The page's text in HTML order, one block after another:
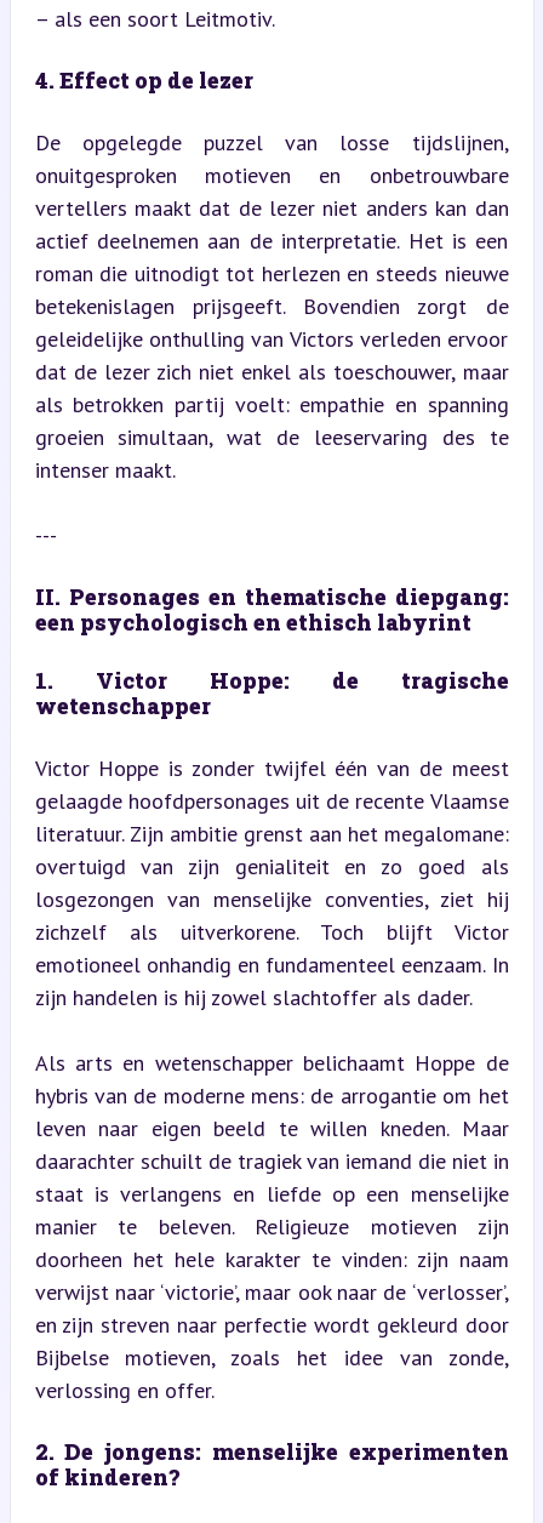
– als een soort Leitmotiv.
4. Effect op de lezer
De opgelegde puzzel van losse tijdslijnen,
onuitgesproken motieven en onbetrouwbare
vertellers maakt dat de lezer niet anders kan dan
actief deelnemen aan de interpretatie. Het is een
roman die uitnodigt tot herlezen en steeds nieuwe
betekenislagen prijsgeeft. Bovendien zorgt de
geleidelijke onthulling van Victors verleden ervoor
dat de lezer zich niet enkel als toeschouwer, maar
als betrokken partij voelt: empathie en spanning
groeien simultaan, wat de leeservaring des te
intenser maakt.
---
II. Personages en thematische diepgang:
een psychologisch en ethisch labyrint
1. Victor Hoppe: de tragische
wetenschapper
Victor Hoppe is zonder twijfel één van de meest
gelaagde hoofdpersonages uit de recente Vlaamse
literatuur. Zijn ambitie grenst aan het megalomane:
overtuigd van zijn genialiteit en zo goed als
losgezongen van menselijke conventies, ziet hij
zichzelf als uitverkorene. Toch blijft Victor
emotioneel onhandig en fundamenteel eenzaam. In
zijn handelen is hij zowel slachtoffer als dader.
Als arts en wetenschapper belichaamt Hoppe de
hybris van de moderne mens: de arrogantie om het
leven naar eigen beeld te willen kneden. Maar
daarachter schuilt de tragiek van iemand die niet in
staat is verlangens en liefde op een menselijke
manier te beleven. Religieuze motieven zijn
doorheen het hele karakter te vinden: zijn naam
verwijst naar ‘victorie’, maar ook naar de ‘verlosser’,
en zijn streven naar perfectie wordt gekleurd door
Bijbelse motieven, zoals het idee van zonde,
verlossing en offer.
2. De jongens: menselijke experimenten
of kinderen?